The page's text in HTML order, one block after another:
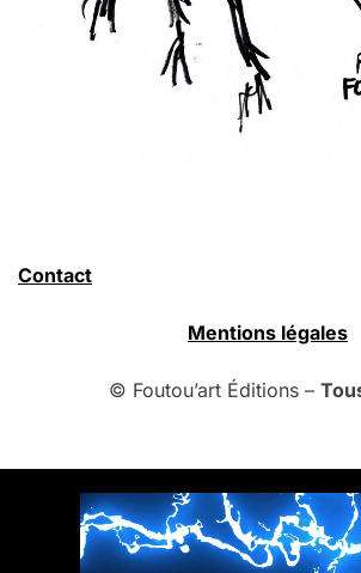
Contact
Mentions légales
© Foutou’art Éditions –